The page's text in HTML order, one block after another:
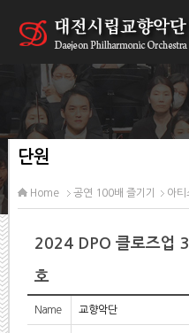
단원
Home 공연 100배 즐기기 아티
2024 DPO 클로즈업
호
Name 교향악단